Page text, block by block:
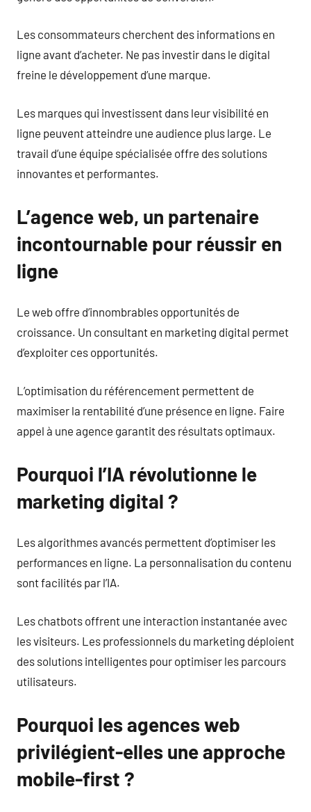
Les consommateurs cherchent des informations en
ligne avant d’acheter. Ne pas investir dans le digital
freine le développement d’une marque.
Les marques qui investissent dans leur visibilité en
ligne peuvent atteindre une audience plus large. Le
travail d’une équipe spécialisée offre des solutions
innovantes et performantes.
L’agence web, un partenaire
incontournable pour réussir en
ligne
Le web offre d’innombrables opportunités de
croissance. Un consultant en marketing digital permet
d’exploiter ces opportunités.
L’optimisation du référencement permettent de
maximiser la rentabilité d’une présence en ligne. Faire
appel à une agence garantit des résultats optimaux.
Pourquoi l’IA révolutionne le
marketing digital ?
Les algorithmes avancés permettent d’optimiser les
performances en ligne. La personnalisation du contenu
sont facilités par l’IA.
Les chatbots offrent une interaction instantanée avec
les visiteurs. Les professionnels du marketing déploient
des solutions intelligentes pour optimiser les parcours
utilisateurs.
Pourquoi les agences web
privilégient-elles une approche
mobile-first ?